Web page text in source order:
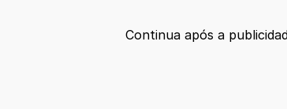
Continua após a